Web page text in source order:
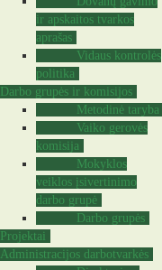
ir apskaitos tvarkos
aprašas
Vidaus kontrolės
politika
Darbo grupės ir komisijos
Metodinė taryba
Vaiko gerovės
komisija
Mokyklos
veiklos įsivertinimo
darbo grupė
Darbo grupės
Projektai
Administracijos darbotvarkės